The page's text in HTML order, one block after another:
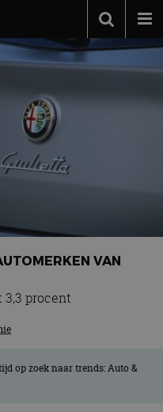
VAN
procent
op zoek naar trends: Auto &